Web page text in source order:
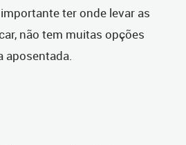
ter onde levar as
não tem muitas opções
aposentada.